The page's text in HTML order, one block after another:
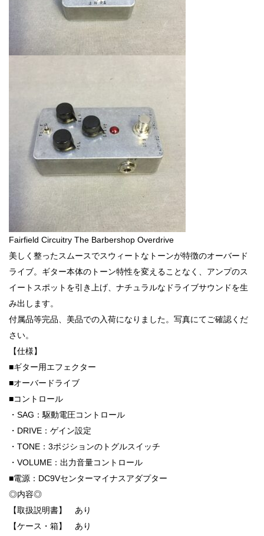
Fairfield Circuitry The Barbershop Overdrive
美しく整ったスムースでスウィートなトーンが特徴のオーバード
ライブ。ギター本体のトーン特性を変えることなく、アンプのス
イートスポットを引き上げ、ナチュラルなドライブサウンドを生
み出します。
付属品等完品、美品での入荷になりました。写真にてご確認くだ
さい。
【仕様】
■ギター用エフェクター
■オーバードライブ
■コントロール
・SAG：駆動電圧コントロール
・DRIVE：ゲイン設定
・TONE：3ポジションのトグルスイッチ
・VOLUME：出力音量コントロール
■電源：DC9Vセンターマイナスアダプター
◎内容◎
【取扱説明書】 あり
【ケース・箱】 あり